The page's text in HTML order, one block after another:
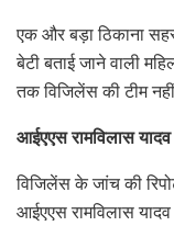
एक और बड़ा ठिकाना
बेटी बताई जाने वाली
तक विजिलेंस की टीम नहीं
आईएएस रामविलास
विजिलेंस के जांच की
आईएएस रामविलास